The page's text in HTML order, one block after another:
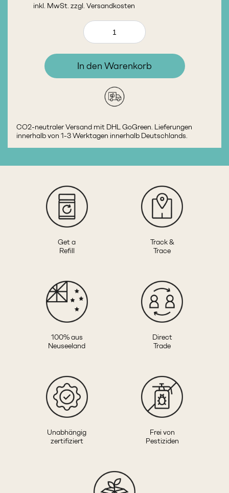
inkl. MwSt. zzgl. Versandkosten
In den Warenkorb
CO2-neutraler Versand mit DHL GoGreen. Lieferungen
innerhalb von 1-3 Werktagen innerhalb Deutschlands.
Get a
Refill
Track &
Trace
100% aus
Neuseeland
Direct
Trade
Unabhängig
zertifiziert
Frei von
Pestiziden